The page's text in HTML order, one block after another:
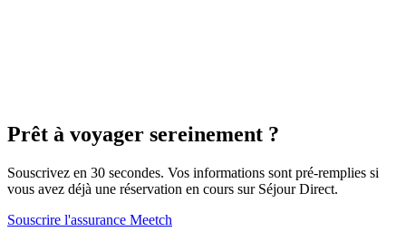
Prêt à voyager sereinement ?
Souscrivez en 30 secondes. Vos informations sont pré-remplies si
vous avez déjà une réservation en cours sur Séjour Direct.
Souscrire l'assurance Meetch